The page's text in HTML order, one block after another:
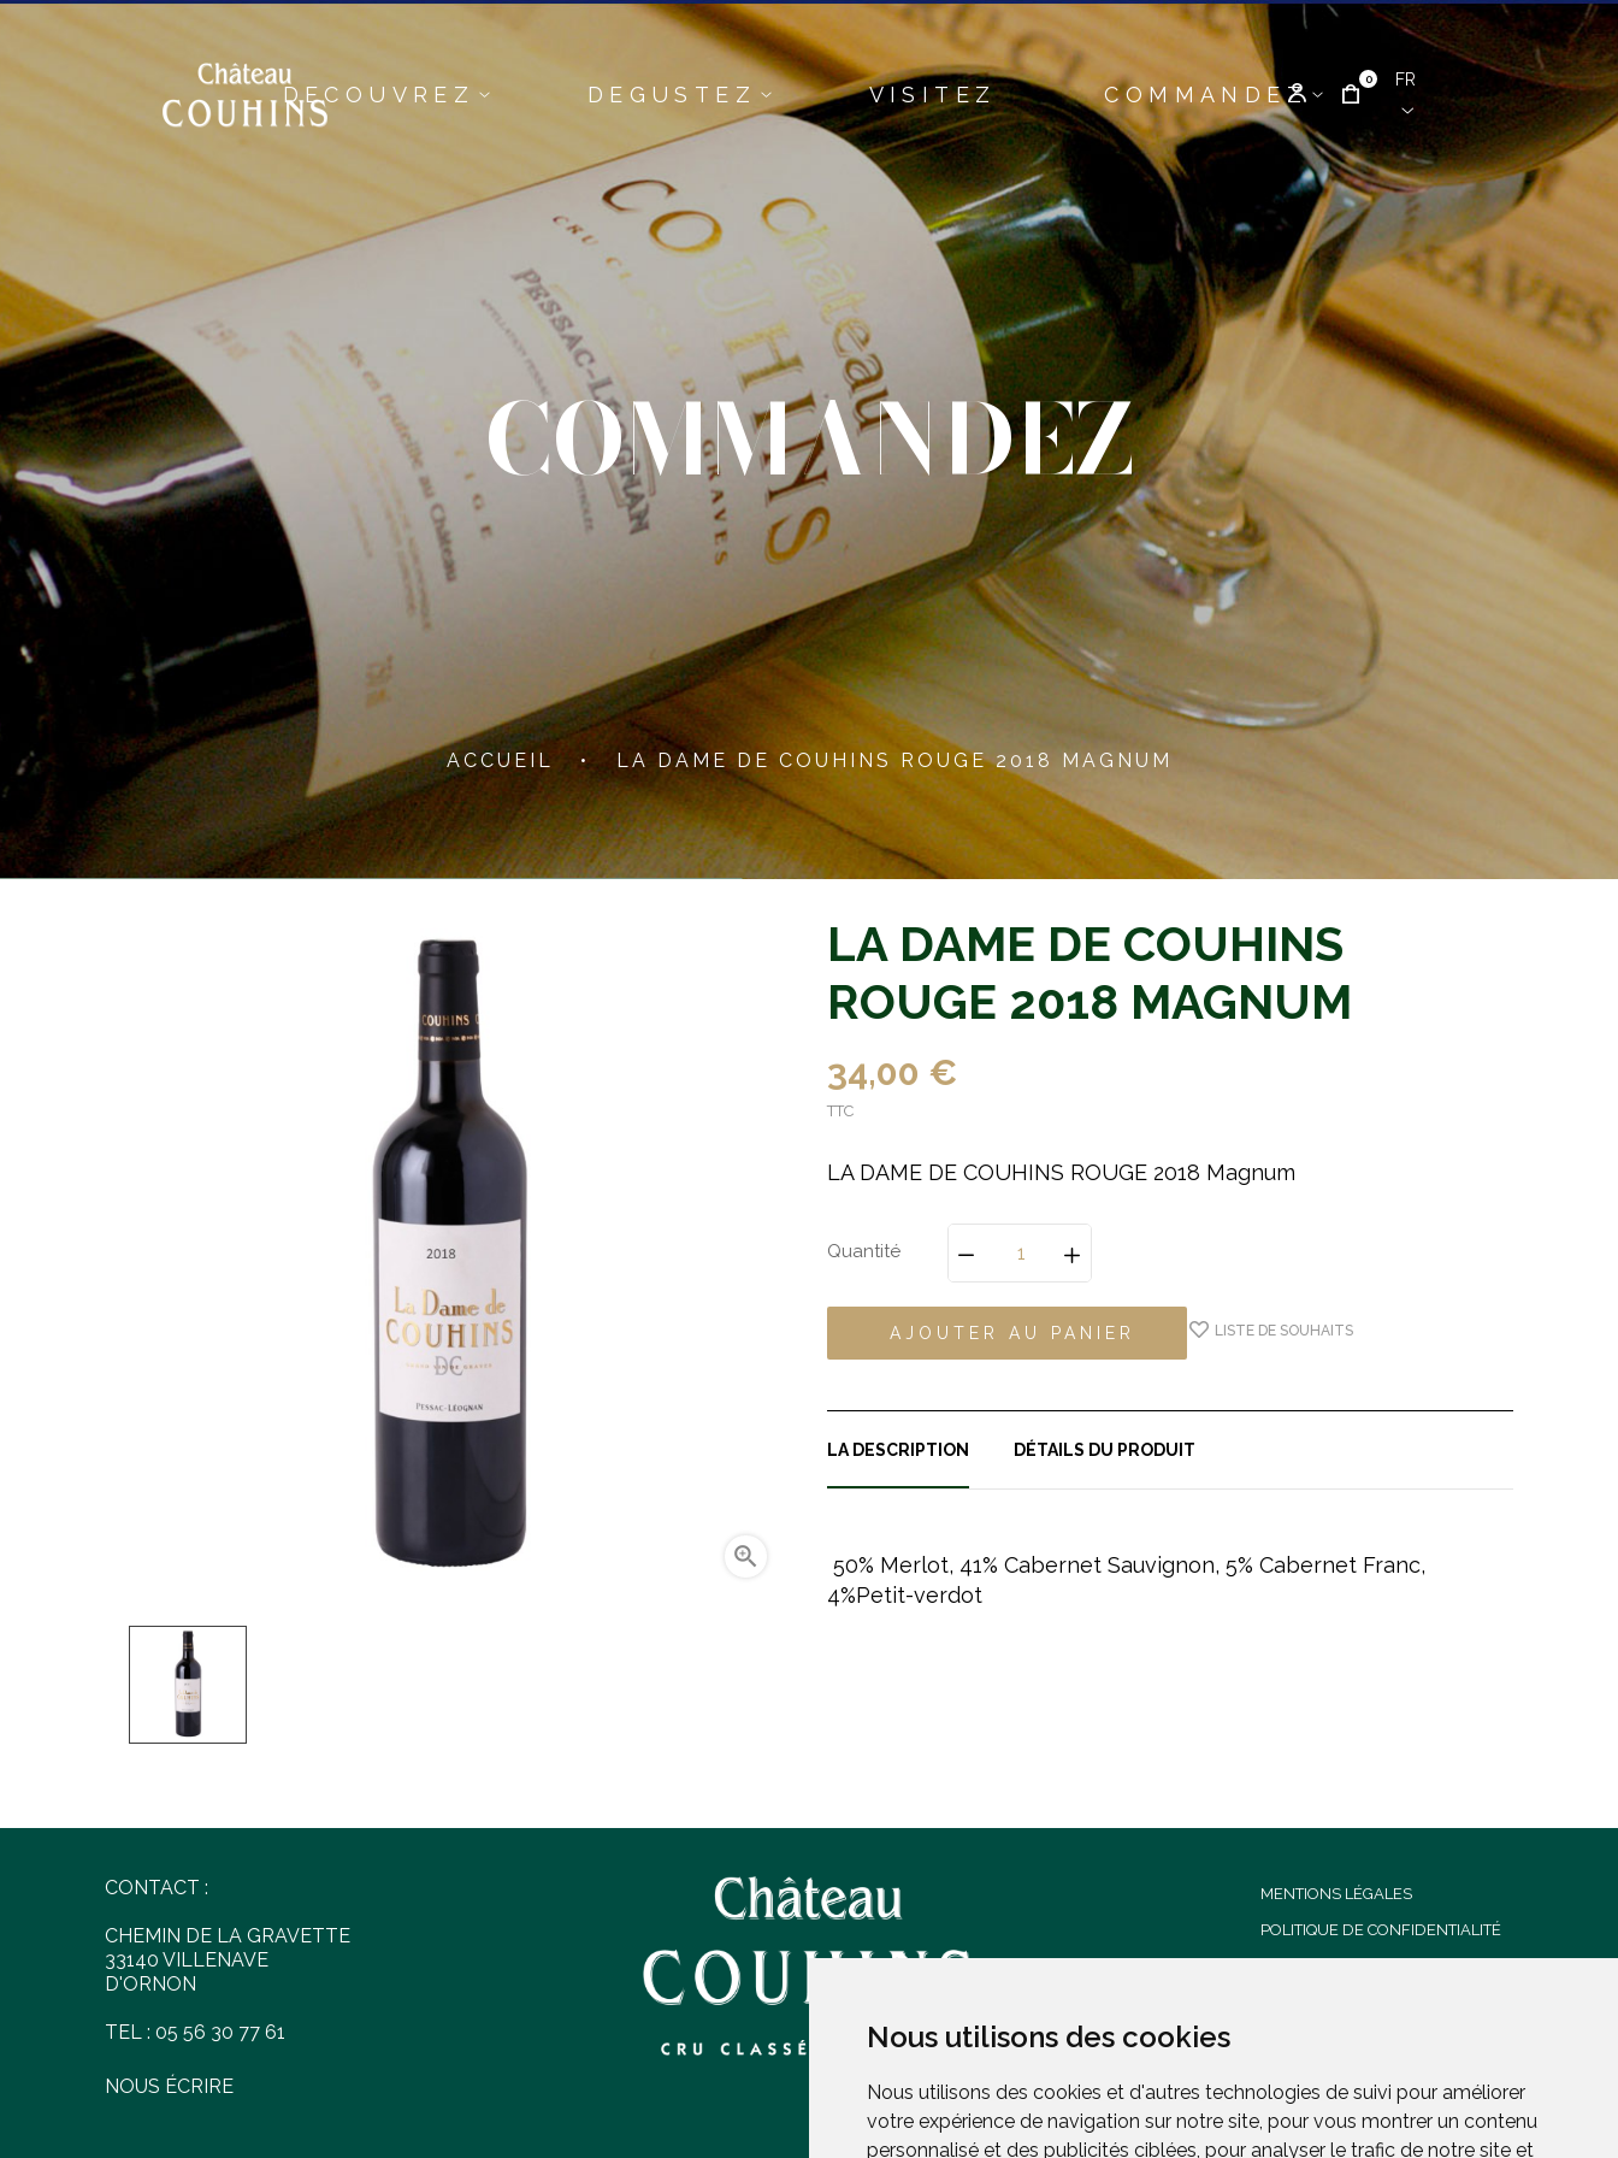
Nous utilisons des cookies
Nous utilisons des cookies et d'autres technologies de suivi pour améliorer
votre expérience de navigation sur notre site, pour vous montrer un contenu
personnalisé et des publicités ciblées, pour analyser le trafic de notre site et
Nous utilisons des cookies
Nous utilisons des cookies et d'autres technologies de suivi pour améliorer
votre expérience de navigation sur notre site, pour vous montrer un contenu
personnalisé et des publicités ciblées, pour analyser le trafic de notre site et
DECOUVREZ DEGUSTEZ VISITEZ COMMANDEZ
0 FR
COMMANDEZ
ACCUEIL • LA DAME DE COUHINS ROUGE 2018 MAGNUM

LA DAME DE COUHINS
ROUGE 2018 MAGNUM
34,00 €
TTC
LA DAME DE COUHINS ROUGE 2018 Magnum
Quantité
AJOUTER AU PANIER LISTE DE SOUHAITS
LA DESCRIPTION DÉTAILS DU PRODUIT
50% Merlot, 41% Cabernet Sauvignon, 5% Cabernet Franc,
4%Petit-verdot
CONTACT :
CHEMIN DE LA GRAVETTE
33140 VILLENAVE
D'ORNON
TEL : 05 56 30 77 61
NOUS ÉCRIRE
MENTIONS LÉGALES
POLITIQUE DE CONFIDENTIALITÉ